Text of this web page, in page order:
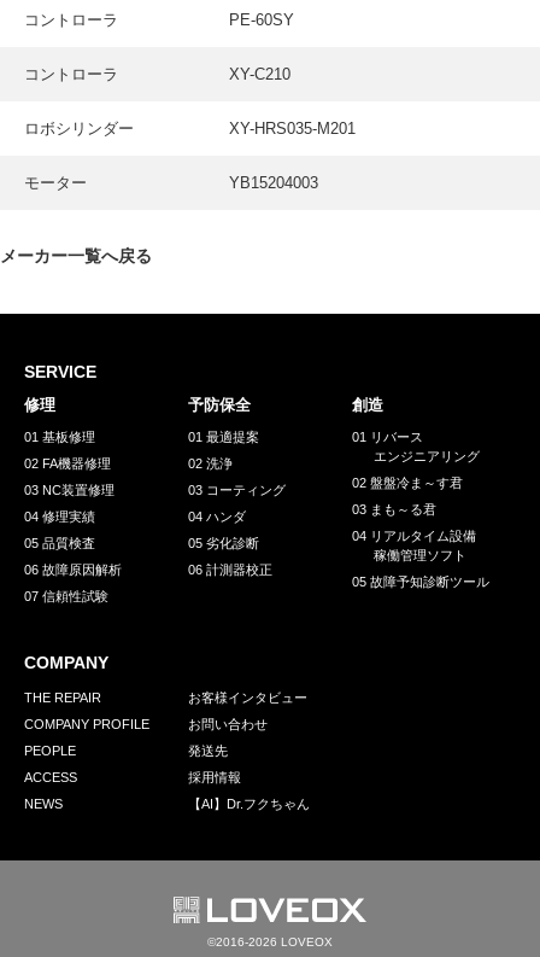
コントローラ PE-60SY
コントローラ XY-C210
ロボシリンダー XY-HRS035-M201
モーター YB15204003
メーカー一覧へ戻る
SERVICE
修理
01 基板修理
02 FA機器修理
03 NC装置修理
04 修理実績
05 品質検査
06 故障原因解析
07 信頼性試験
予防保全
01 最適提案
02 洗浄
03 コーティング
04 ハンダ
05 劣化診断
06 計測器校正
創造
01 リバース
エンジニアリング
02 盤盤冷ま～す君
03 まも～る君
04 リアルタイム設備
稼働管理ソフト
05 故障予知診断ツール
COMPANY
THE REPAIR
COMPANY PROFILE
PEOPLE
ACCESS
NEWS
お客様インタビュー
お問い合わせ
発送先
採用情報
【AI】Dr.フクちゃん
©2016-2026 LOVEOX